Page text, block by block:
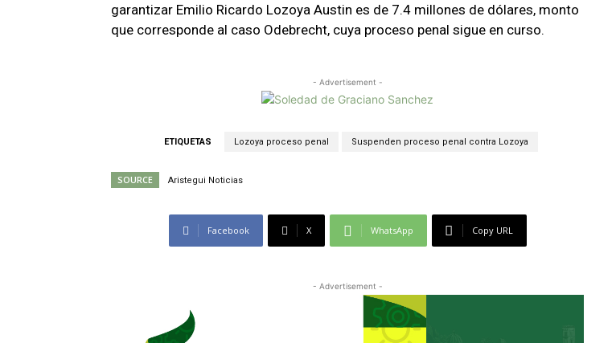
garantizar Emilio Ricardo Lozoya Austin es de 7.4 millones de dólares, monto
que corresponde al caso Odebrecht, cuya proceso penal sigue en curso.
- Advertisement -
ETIQUETAS Lozoya proceso penal Suspenden proceso penal contra Lozoya
SOURCE Aristegui Noticias
Facebook X WhatsApp Copy URL
- Advertisement -